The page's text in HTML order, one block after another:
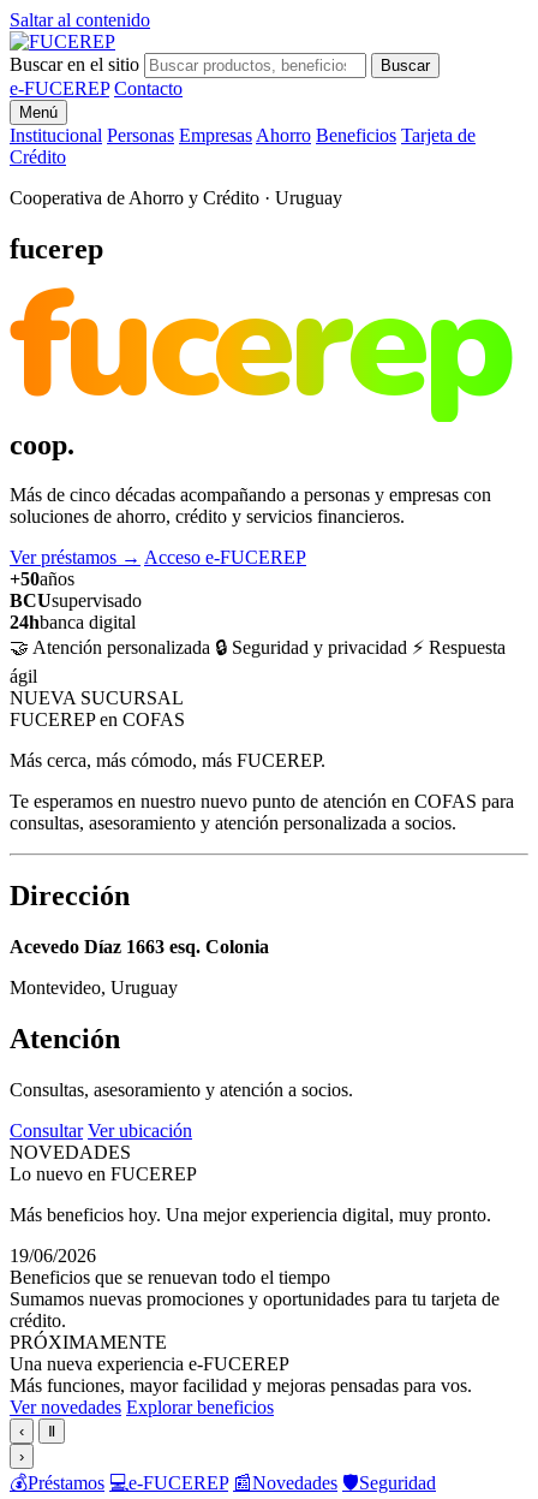
Saltar al contenido
Buscar en el sitio Buscar
e-FUCEREP Contacto
Menú
Institucional Personas Empresas Ahorro Beneficios Tarjeta de
Crédito
Cooperativa de Ahorro y Crédito · Uruguay
fucerep
fucerep
coop.
Más de cinco décadas acompañando a personas y empresas con
soluciones de ahorro, crédito y servicios financieros.
Ver préstamos → Acceso e-FUCEREP
+50años
BCUsupervisado
24hbanca digital
🤝 Atención personalizada 🔒 Seguridad y privacidad ⚡ Respuesta
ágil
NUEVA SUCURSAL
FUCEREP en COFAS
Más cerca, más cómodo, más FUCEREP.
Te esperamos en nuestro nuevo punto de atención en COFAS para
consultas, asesoramiento y atención personalizada a socios.
Dirección
Acevedo Díaz 1663 esq. Colonia
Montevideo, Uruguay
Atención
Consultas, asesoramiento y atención a socios.
Consultar Ver ubicación
NOVEDADES
Lo nuevo en FUCEREP
Más beneficios hoy. Una mejor experiencia digital, muy pronto.
19/06/2026
Beneficios que se renuevan todo el tiempo
Sumamos nuevas promociones y oportunidades para tu tarjeta de
crédito.
PRÓXIMAMENTE
Una nueva experiencia e-FUCEREP
Más funciones, mayor facilidad y mejoras pensadas para vos.
Ver novedades Explorar beneficios
‹
Ⅱ
›
💰Préstamos 💻e-FUCEREP 📰Novedades 🛡️Seguridad